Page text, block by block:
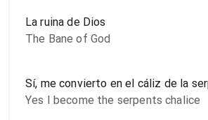
La ruina de Dios
The Bane of God
Sí, me convierto en el cáliz de la
Yes I become the serpents chalice